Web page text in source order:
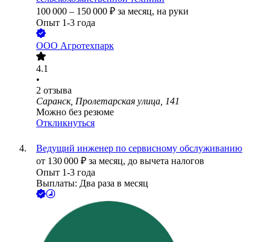
100 000 – 150 000 ₽ за месяц, на руки
Опыт 1-3 года
ООО Агротехпарк
4.1
•
2 отзыва
Саранск, Пролетарская улица, 141
Можно без резюме
Откликнуться
Ведущий инженер по сервисному обслуживанию
от 130 000 ₽ за месяц, до вычета налогов
Опыт 1-3 года
Выплаты: Два раза в месяц